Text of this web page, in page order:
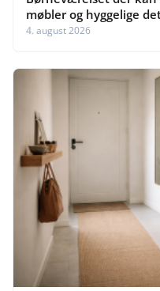
møbler og hyggelige
4. august 2026